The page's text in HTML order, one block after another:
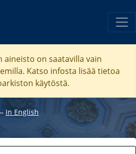
aineisto on saatavilla vain
Katso infosta lisää tietoa
käytöstä.
In English